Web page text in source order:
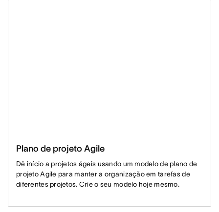
Plano de projeto Agile
Dê início a projetos ágeis usando um modelo de plano de
projeto Agile para manter a organização em tarefas de
diferentes projetos. Crie o seu modelo hoje mesmo.